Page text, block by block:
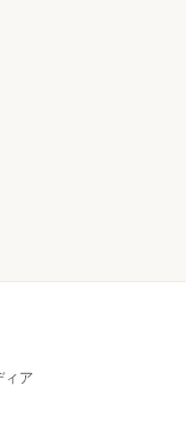
ィア